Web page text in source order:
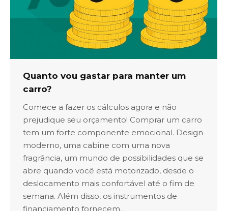
Quanto vou gastar para manter um
carro?
Comece a fazer os cálculos agora e não
prejudique seu orçamento! Comprar um carro
tem um forte componente emocional. Design
moderno, uma cabine com uma nova
fragrância, um mundo de possibilidades que se
abre quando você está motorizado, desde o
deslocamento mais confortável até o fim de
semana. Além disso, os instrumentos de
financiamento fornecem…